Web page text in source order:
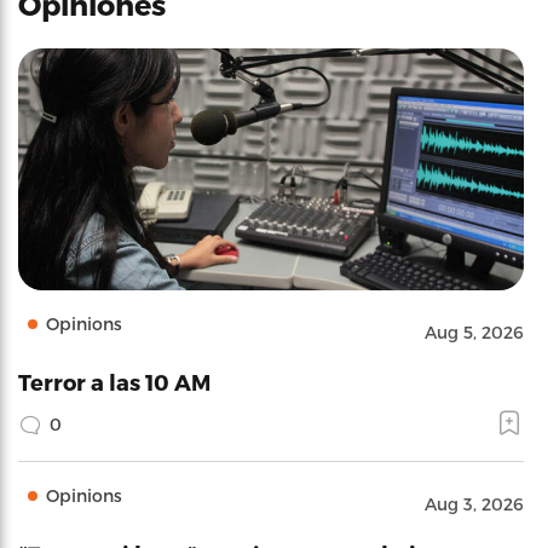
Opinions Aug 5, 2026
Terror a las 10 AM
0
Opinions Aug 3, 2026